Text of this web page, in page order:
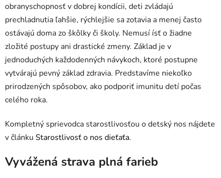
obranyschopnosť v dobrej kondícii, deti zvládajú
prechladnutia ľahšie, rýchlejšie sa zotavia a menej často
ostávajú doma zo škôlky či školy. Nemusí ísť o žiadne
zložité postupy ani drastické zmeny. Základ je v
jednoduchých každodenných návykoch, ktoré postupne
vytvárajú pevný základ zdravia. Predstavíme niekoľko
prirodzených spôsobov, ako podporiť imunitu detí počas
celého roka.
Kompletný sprievodca starostlivosťou o detský nos nájdete
v článku Starostlivosť o nos dieťaťa.
Vyvážená strava plná farieb